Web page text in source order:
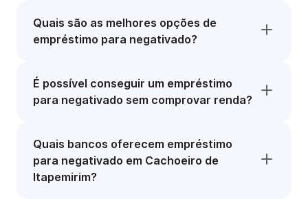
Quais são as melhores opções de
empréstimo para negativado?
É possível conseguir um empréstimo
para negativado sem comprovar renda?
Quais bancos oferecem empréstimo
para negativado em Cachoeiro de
Itapemirim?